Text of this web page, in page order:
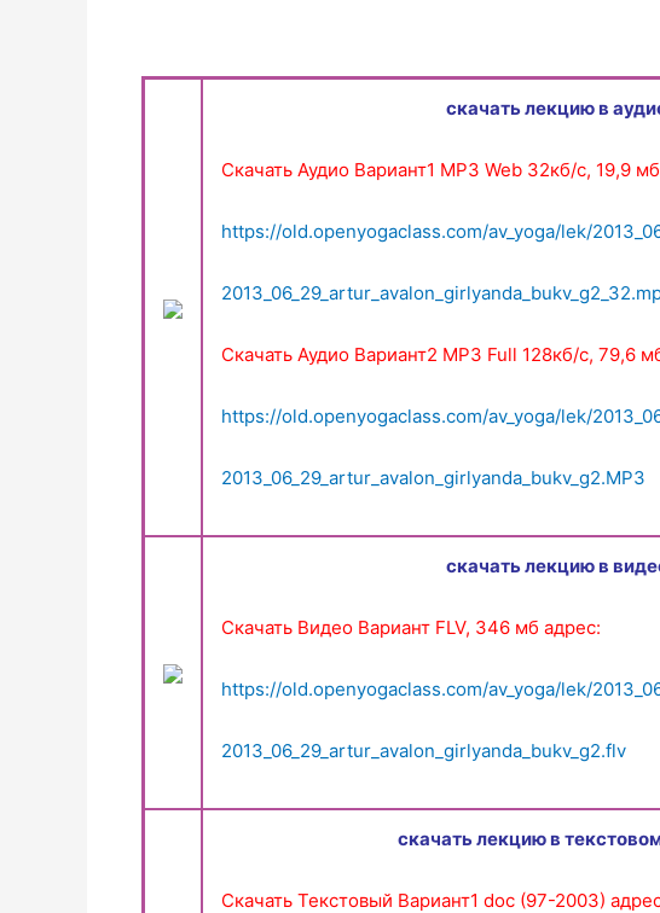
скачать лекцию в
Скачать Аудио Вариант1 MP3 Web 32кб/с, 19,9
https://old.openyogaclass.com/av_yoga/lek/
Скачать Аудио Вариант2 MP3 Full 128кб/с, 79,6
https://old.openyogaclass.com/av_yoga/lek/
2013_06_29_artur_avalon_girlyanda_bukv_g2.MP3
скачать лекцию в
Скачать Видео Вариант FLV, 346 мб адрес:
https://old.openyogaclass.com/av_yoga/lek/
2013_06_29_artur_avalon_girlyanda_bukv_g2.flv
скачать лекцию в
Скачать Текстовый Вариант1 doc (97-2003)